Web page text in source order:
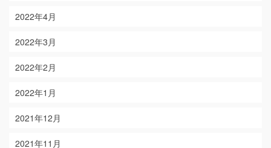
2022年4月
2022年3月
2022年2月
2022年1月
2021年12月
2021年11月